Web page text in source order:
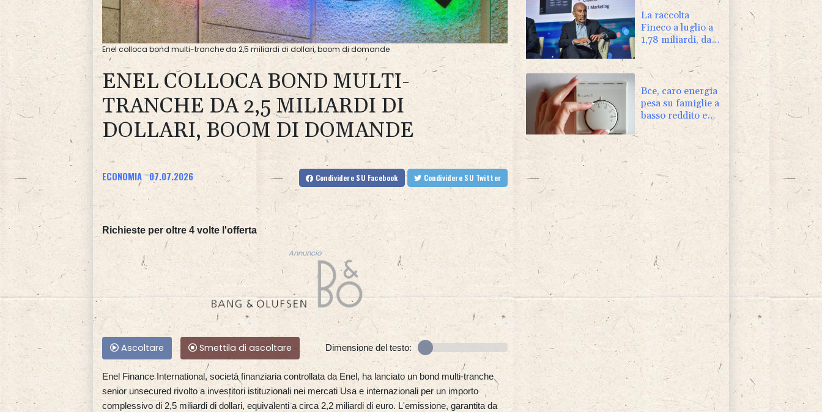
Enel colloca bond multi-tranche da 2,5 miliardi di dollari, boom di domande
ENEL COLLOCA BOND MULTI-
TRANCHE DA 2,5 MILIARDI DI
DOLLARI, BOOM DI DOMANDE
ECONOMIA 07.07.2026 Condividere SU Facebook Condividere SU Twitter
Richieste per oltre 4 volte l'offerta
Annuncio
Ascoltare Smettila di ascoltare Dimensione del testo:
Enel Finance International, società finanziaria controllata da Enel, ha lanciato un bond multi-tranche
senior unsecured rivolto a investitori istituzionali nei mercati Usa e internazionali per un importo
complessivo di 2,5 miliardi di dollari, equivalenti a circa 2,2 miliardi di euro. L'emissione, garantita da
La raccolta
Fineco a luglio a
1,78 miliardi, da
inizio anno oltre
10 miliardi
Bce, caro energia
pesa su famiglie a
basso reddito e
ne erode
risparmi